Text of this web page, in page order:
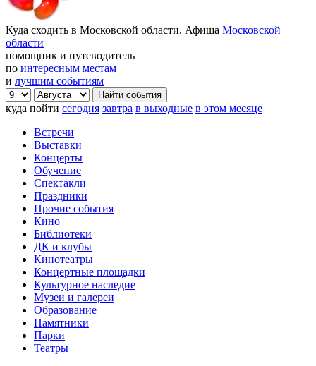
Куда сходить в Московской области. Афиша Московской
области
помощник и путеводитель
по интересным местам
и лучшим событиям
куда пойти сегодня завтра в выходные в этом месяце
Встречи
Выставки
Концерты
Обучение
Спектакли
Праздники
Прочие события
Кино
Библиотеки
ДК и клубы
Кинотеатры
Концертные площадки
Культурное наследие
Музеи и галереи
Образование
Памятники
Парки
Театры